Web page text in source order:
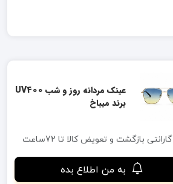
عینک مردانه روز و شب UV400
برند میباخ
گارانتی بازگشت و تعویض کالا تا 72ساعت
به من اطلاع بده